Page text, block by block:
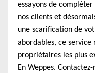
essayons de
nos clients et
une scarification de
abordables, ce service
propriétaires les plus
En Weppes.